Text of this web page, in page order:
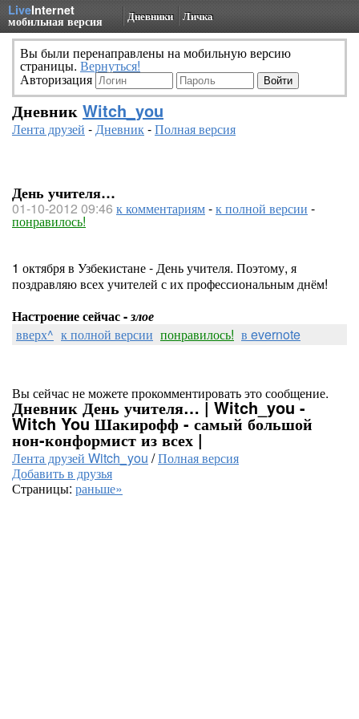
LiveInternet
мобильная версия Дневники Личка
Вы были перенаправлены на мобильную версию
страницы. Вернуться!
Авторизация
Дневник Witch_you
Лента друзей -Дневник-Полная версия
День учителя…
01-10-2012 09:46 к комментариям-к полной версии -
понравилось!
1 октября в Узбекистане - День учителя. Поэтому, я
поздравляю всех учителей с их профессиональным днём!
Настроение сейчас -злое
вверх^ к полной версии понравилось! в evernote
Вы сейчас не можете прокомментировать это сообщение.
Дневник День учителя… | Witch_you -
Witch You Шакирофф - самый большой
нон-конформист из всех |
Лента друзей Witch_you /Полная версия
Добавить в друзья
Страницы: раньше»